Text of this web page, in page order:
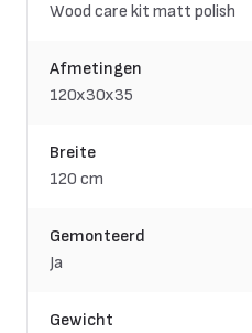
Wood care kit matt polish
Afmetingen
120x30x35
Breite
120 cm
Gemonteerd
Ja
Gewicht